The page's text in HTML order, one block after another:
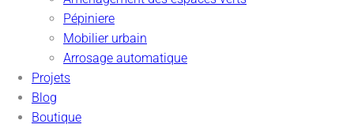
Pépiniere
Mobilier urbain
Arrosage automatique
Projets
Blog
Boutique